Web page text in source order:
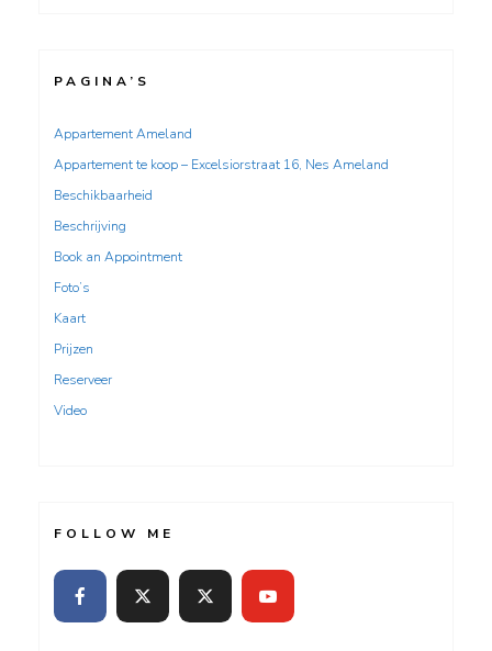
PAGINA’S
Appartement Ameland
Appartement te koop – Excelsiorstraat 16, Nes Ameland
Beschikbaarheid
Beschrijving
Book an Appointment
Foto’s
Kaart
Prijzen
Reserveer
Video
FOLLOW ME